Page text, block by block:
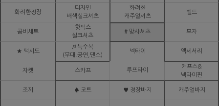
화려한정장
디자인
배색실크셔츠
화려한
캐주얼셔츠
벨트
콤비세트
핫픽스
실크셔츠
# 망사셔츠 모자
★ 턱시도
♬ 특수복
(무대.공연,댄스)
넥타이 액세서리
자켓 스카프 루프타이
커프스&
넥타이핀
조끼 ♠ 코트 ♥ 정장바지 캐주얼바지